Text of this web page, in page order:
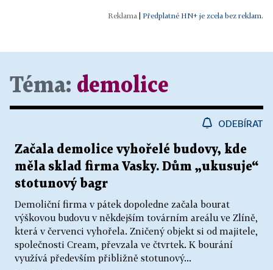
| Předplatné HN+ je zcela bez reklam.
Téma: demolice
ODEBÍRAT
Začala demolice vyhořelé budovy, kde
měla sklad firma Vasky. Dům „ukusuje“
stotunový bagr
Demoliční firma v pátek dopoledne začala bourat
výškovou budovu v někdejším továrním areálu ve Zlíně,
která v červenci vyhořela. Zničený objekt si od majitele,
společnosti Cream, převzala ve čtvrtek. K bourání
využívá především přibližně stotunový...